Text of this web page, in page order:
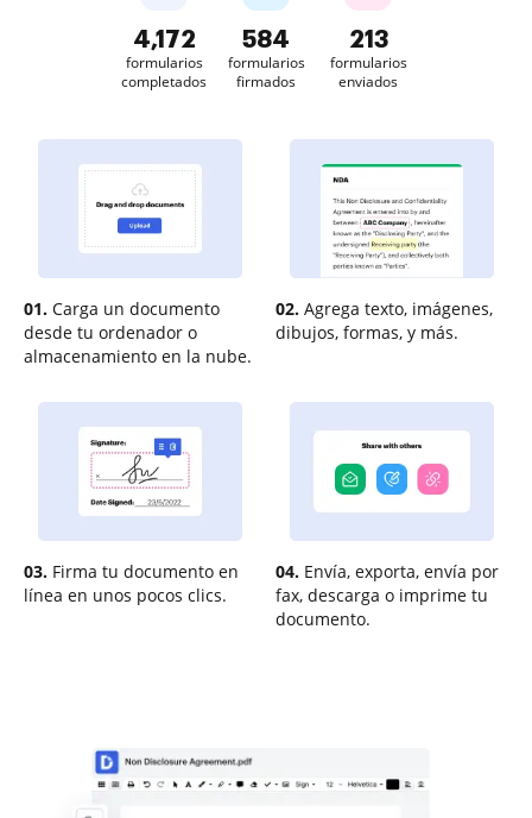
4,172
formularios
completados
584
formularios
firmados
213
formularios
enviados
01. Carga un documento
desde tu ordenador o
almacenamiento en la nube.
02. Agrega texto, imágenes,
dibujos, formas, y más.
03. Firma tu documento en
línea en unos pocos clics.
04. Envía, exporta, envía por
fax, descarga o imprime tu
documento.